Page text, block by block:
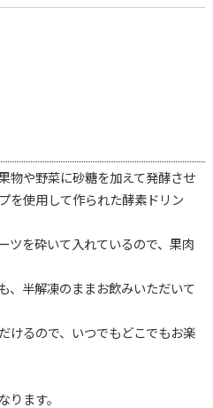
物や野菜に砂糖を加えて発酵させ
を使用して作られた酵素ドリン
ツを砕いて入れているので、果肉
、半解凍のままお飲みいただいて
けるので、いつでもどこでもお楽
ます。